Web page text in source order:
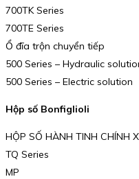
700TK Series
700TE Series
Ổ đĩa trộn chuyển tiếp
500 Series – Hydraulic
500 Series – Electric solution
Hộp số Bonfiglioli
HỘP SỐ HÀNH TINH CHÍNH
TQ Series
MP